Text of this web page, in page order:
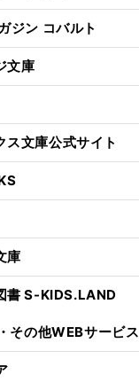
ジン コバルト
文庫
ス文庫公式サイト
庫
書 S-KIDS.LAND
その他WEBサービス